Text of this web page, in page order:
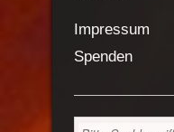
Impressum
Spenden